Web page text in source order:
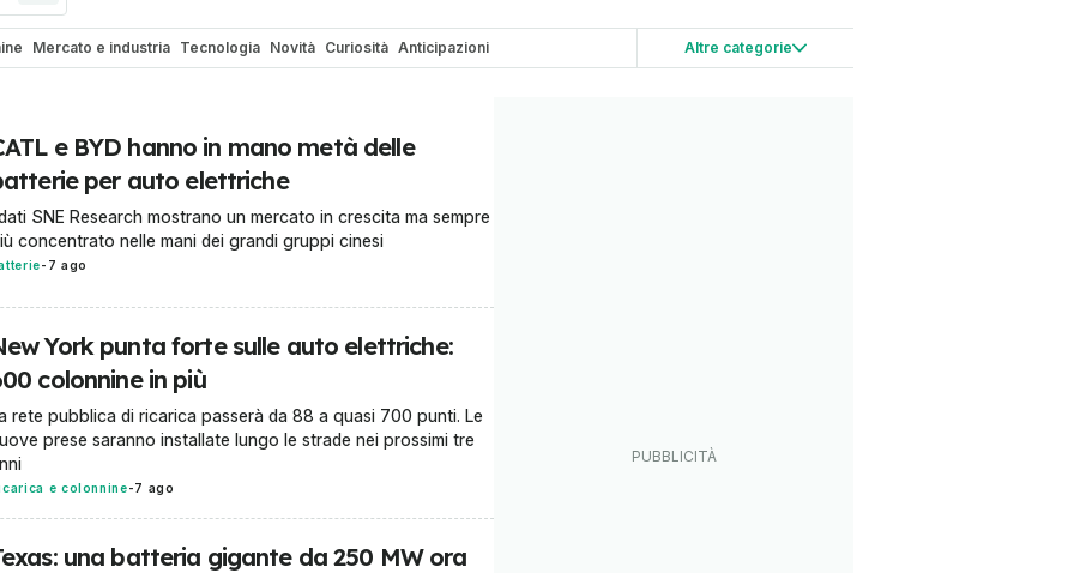
Altre categorie
Mercato e industria Tecnologia Novità Curiosità Anticipazioni
e BYD hanno in mano metà delle
per auto elettriche
SNE Research mostrano un mercato in crescita ma sempre
concentrato nelle mani dei grandi gruppi cinesi
- 7 ago
York punta forte sulle auto elettriche:
colonnine in più
rete pubblica di ricarica passerà da 88 a quasi 700 punti. Le
prese saranno installate lungo le strade nei prossimi tre
e colonnine-7 ago
una batteria gigante da 250 MW ora